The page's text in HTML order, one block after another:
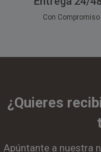
Con Compromiso
¿Quieres
Apúntante a nuestra